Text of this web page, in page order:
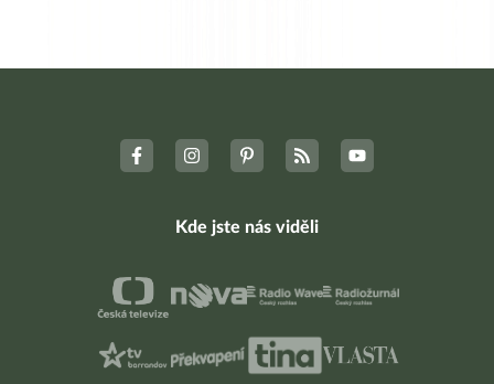
Kde jste nás viděli